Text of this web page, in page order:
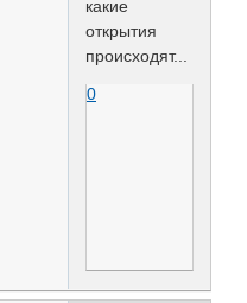
какие
открытия
происходят...
0